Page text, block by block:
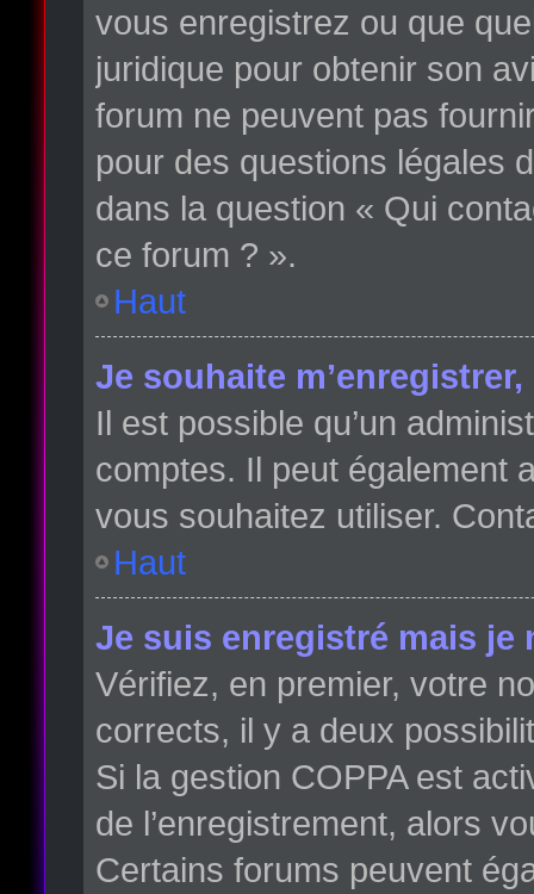
vous enregistrez ou que
juridique pour obtenir son
forum ne peuvent pas
pour des questions légales
dans la question « Qui
ce forum ? ».
Haut
Je souhaite
Il est possible qu’un
comptes. Il peut également
vous souhaitez utiliser.
Haut
Je suis enregistré mais je
Vérifiez, en premier, votre
corrects, il y a deux
Si la gestion COPPA est
de l’enregistrement, alors
Certains forums peuvent